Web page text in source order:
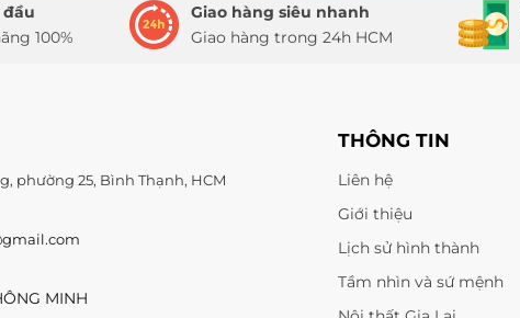
100%
Giao hàng siêu nhanh
Giao hàng trong 24h HCM
phường 25, Bình Thạnh, HCM
MINH
THÔNG TIN
Liên hệ
Giới thiệu
Lịch sử hình thành
Tầm nhìn và sứ mệnh